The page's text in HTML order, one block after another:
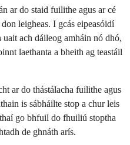
ar do staid fuilithe agus ar cé
leigheas. I gcás eipeasóidí
ach dáileog amháin nó dhó,
laethanta a bheith ag teastáil
ar do thástálacha fuilithe agus
is sábháilte stop a chur leis
go bhfuil do fhuiliú stoptha
de ghnáth arís.